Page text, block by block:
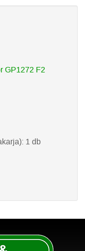
GP1272 F2
1 db